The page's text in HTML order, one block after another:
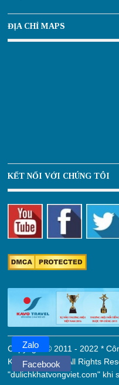
ĐỊA CHỈ MAPS
KẾT NỐI VỚI CHÚNG TÔI
Copyright © 2011 - 2022 *
KAVO TRAVEL. All Rights
"dulichkhatvongviet.com" khi
Zalo
Facebook